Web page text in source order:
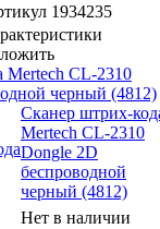
1934235
Mertech CL-2310
черный (4812)
Сканер штрих-
Mertech CL-2310
Dongle 2D
беспроводной
черный (4812)
Нет в наличии